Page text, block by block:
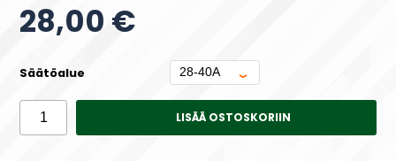
28,00 €
Säätöalue
LISÄÄ OSTOSKORIIN